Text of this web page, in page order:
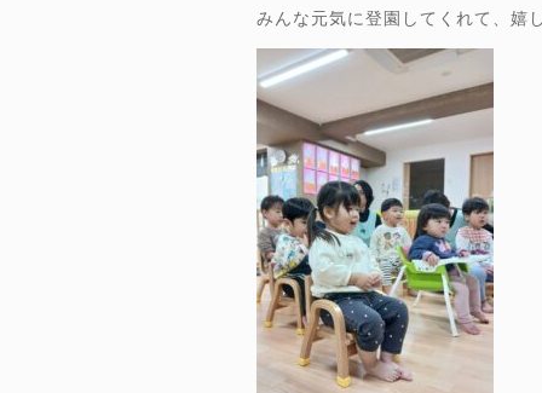
みんな元気に登園してくれて、嬉